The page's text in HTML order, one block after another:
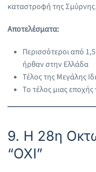
καταστροφή της Σμύρνης.
Αποτελέσματα:
Περισσότεροι από
ήρθαν στην Ελλάδα
Τέλος της Μεγάλης
Το τέλος μιας
9. Η 28η
“ΟΧΙ”